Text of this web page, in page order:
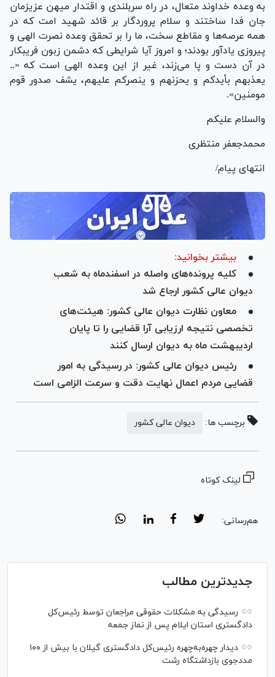
به وعده خداوند متعال، در راه سربلندی و اقتدار میهن عزیزمان
جان فدا ساختند و سلام پروردگار بر قائد شهید امت که در
همه عرصه‌ها و مقاطع سخت، ما را بر تحقق وعده نصرت الهی و
پیروزی یادآور بودند؛ و امروز آیا شرایطی که دشمن زبون فریبکار
در آن دست و پا می‌زند، غیر از این وعده الهی است که «..
یعذبهم بأیدکم و یحزنهم و ینصرکم علیهم، یشف صدور قوم
مومنین».
والسلام علیکم
محمدجعفر منتظری
انتهای پیام/
بیشتر بخوانید:
کلیه پرونده‌های واصله در اسفندماه به شعب
دیوان عالی کشور ارجاع شد
معاون نظارت دیوان عالی کشور: هیئت‌های
تخصصی نتیجه ارزیابی آرا قضایی را تا پایان
اردیبهشت ماه به دیوان ارسال کنند
رئیس دیوان عالی کشور: در رسیدگی به امور
قضایی مردم اعمال نهایت دقت و سرعت الزامی است
برچسب ها: دیوان عالی کشور
لینک کوتاه
هم‌رسانی:
جدیدترین مطالب
رسیدگی به مشکلات حقوقی مراجعان توسط رئیس‌کل
دادگستری استان ایلام پس از نماز جمعه
دیدار چهره‌به‌چهره رئیس‌کل دادگستری گیلان با بیش از ۱۰۰
مددجوی بازداشتگاه رشت